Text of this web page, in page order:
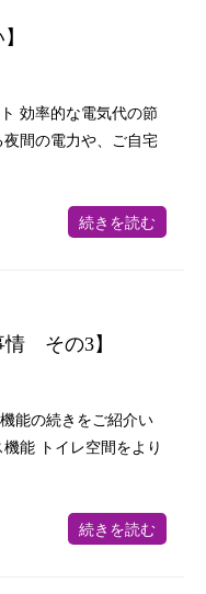
効率的な電気代の節
間の電力や、ご自宅
続きを読む
その3】
能の続きをご紹介い
能 トイレ空間をより
続きを読む